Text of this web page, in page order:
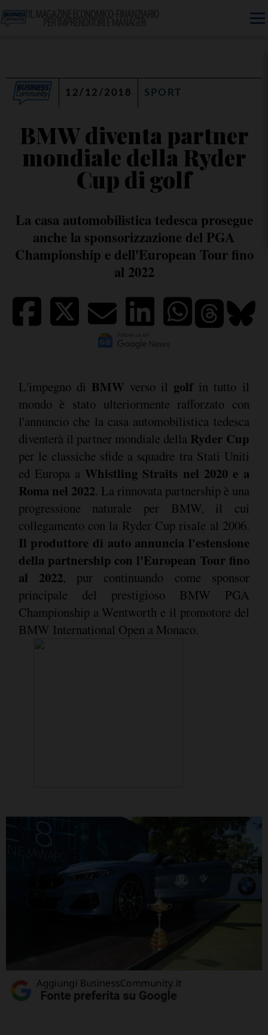
12/12/2018 SPORT
BMW diventa partner
mondiale della Ryder
Cup di golf
La casa automobilistica tedesca prosegue
anche la sponsorizzazione del PGA
Championship e dell'European Tour fino
al 2022
L'impegno di BMW verso il golf in tutto il
mondo è stato ulteriormente rafforzato con
l'annuncio che la casa automobilistica tedesca
diventerà il partner mondiale della Ryder Cup
per le classiche sfide a squadre tra Stati Uniti
ed Europa a Whistling Straits nel 2020 e a
Roma nel 2022. La rinnovata partnership è una
progressione naturale per BMW, il cui
collegamento con la Ryder Cup risale al 2006.
Il produttore di auto annuncia l'estensione
della partnership con l'European Tour fino
al 2022, pur continuando come sponsor
principale del prestigioso BMW PGA
Championship a Wentworth e il promotore del
BMW International Open a Monaco.